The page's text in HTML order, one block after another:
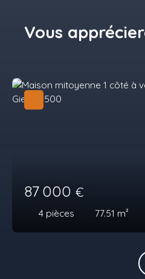
Vous
87 000 €
4 pièces 77.51 m²